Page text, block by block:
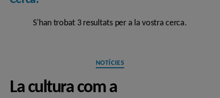
S'han trobat 3 resultats per a la vostra cerca.
Categories
NOTÍCIES
La cultura com a